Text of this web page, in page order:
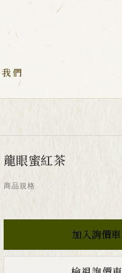
們
龍眼蜜紅茶
商品規格